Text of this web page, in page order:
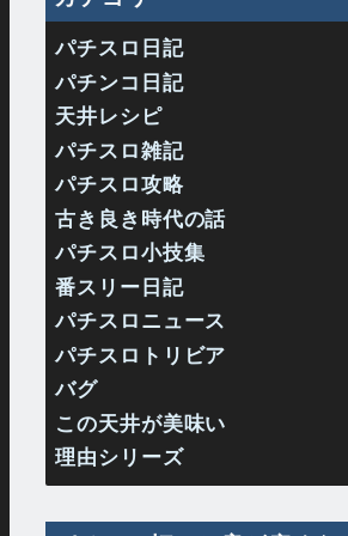
パチスロ日記
パチンコ日記
天井レシピ
パチスロ雑記
パチスロ攻略
古き良き時代の話
パチスロ小技集
番スリー日記
パチスロニュース
パチスロトリビア
バグ
この天井が美味い
理由シリーズ